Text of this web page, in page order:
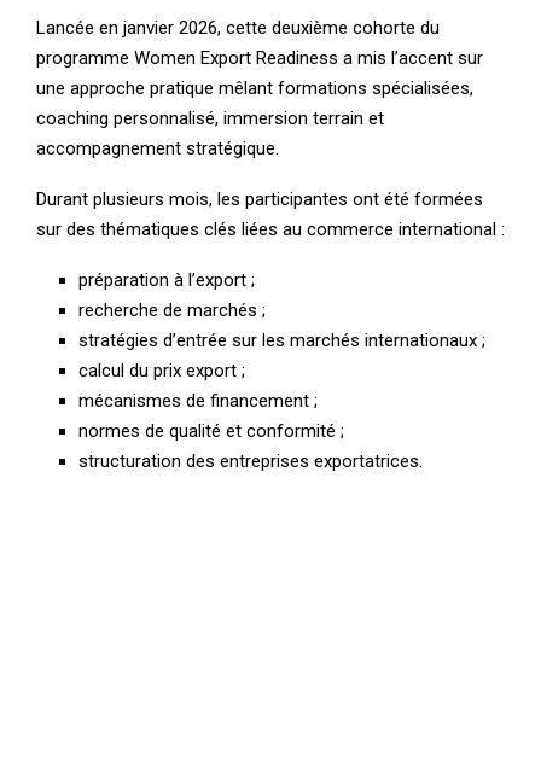
Lancée en janvier 2026, cette deuxième cohorte du
programme Women Export Readiness a mis l’accent sur
une approche pratique mêlant formations spécialisées,
coaching personnalisé, immersion terrain et
accompagnement stratégique.
Durant plusieurs mois, les participantes ont été formées
sur des thématiques clés liées au commerce international :
préparation à l’export ;
recherche de marchés ;
stratégies d’entrée sur les marchés internationaux ;
calcul du prix export ;
mécanismes de financement ;
normes de qualité et conformité ;
structuration des entreprises exportatrices.